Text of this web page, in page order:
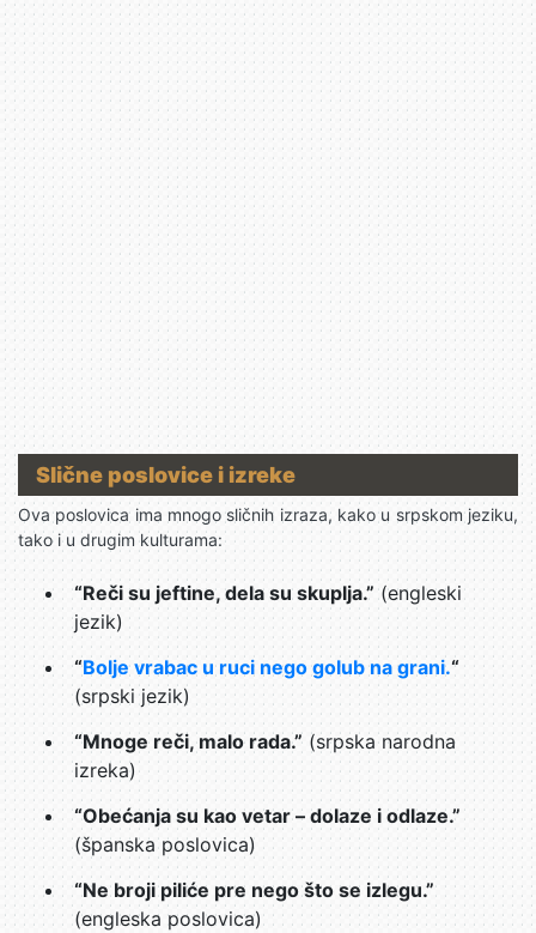
Slične poslovice i izreke
Ova poslovica ima mnogo sličnih izraza, kako u srpskom jeziku,
tako i u drugim kulturama:
“Reči su jeftine, dela su skuplja.” (engleski
jezik)
“Bolje vrabac u ruci nego golub na grani.“
(srpski jezik)
“Mnoge reči, malo rada.” (srpska narodna
izreka)
“Obećanja su kao vetar – dolaze i odlaze.”
(španska poslovica)
“Ne broji piliće pre nego što se izlegu.”
(engleska poslovica)